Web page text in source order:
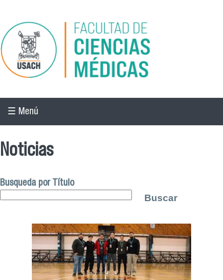
Pasar al contenido principal
☰ Menú
Noticias
Busqueda por Título